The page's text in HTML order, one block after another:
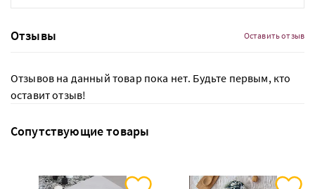
Отзывы Оставить отзыв
Отзывов на данный товар пока нет. Будьте первым, кто
оставит отзыв!
Сопутствующие товары